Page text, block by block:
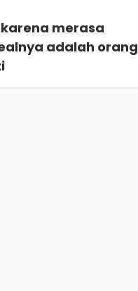
merasa
adalah orang